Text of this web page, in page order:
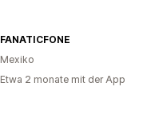
FANATICFONE
Mexiko
Etwa 2 monate mit der App